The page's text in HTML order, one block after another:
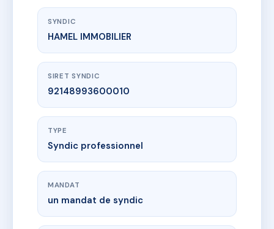
SYNDIC
HAMEL IMMOBILIER
SIRET SYNDIC
92148993600010
TYPE
Syndic professionnel
MANDAT
un mandat de syndic